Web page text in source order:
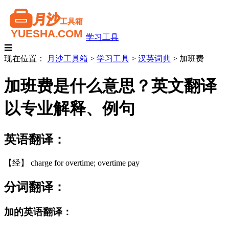
学习工具
☰
现在位置：
月沙工具箱 > 学习工具 > 汉英词典 > 加班费
加班费是什么意思？英文翻译
以专业解释、例句
英语翻译：
【经】 charge for overtime; overtime pay
分词翻译：
加的英语翻译：